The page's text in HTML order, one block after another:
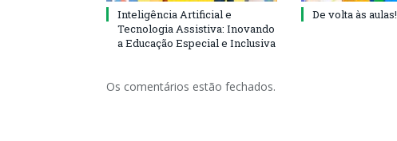
Inteligência Artificial e
Tecnologia Assistiva: Inovando
a Educação Especial e Inclusiva
De volta às aulas!
Os comentários estão fechados.